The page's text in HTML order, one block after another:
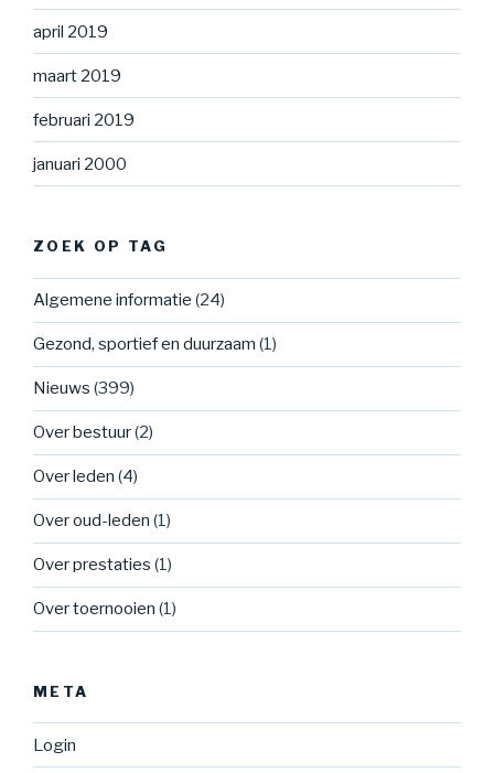
april 2019
maart 2019
februari 2019
januari 2000
ZOEK OP TAG
Algemene informatie (24)
Gezond, sportief en duurzaam (1)
Nieuws (399)
Over bestuur(2)
Over leden (4)
Over oud-leden (1)
Over prestaties (1)
Over toernooien (1)
META
Login